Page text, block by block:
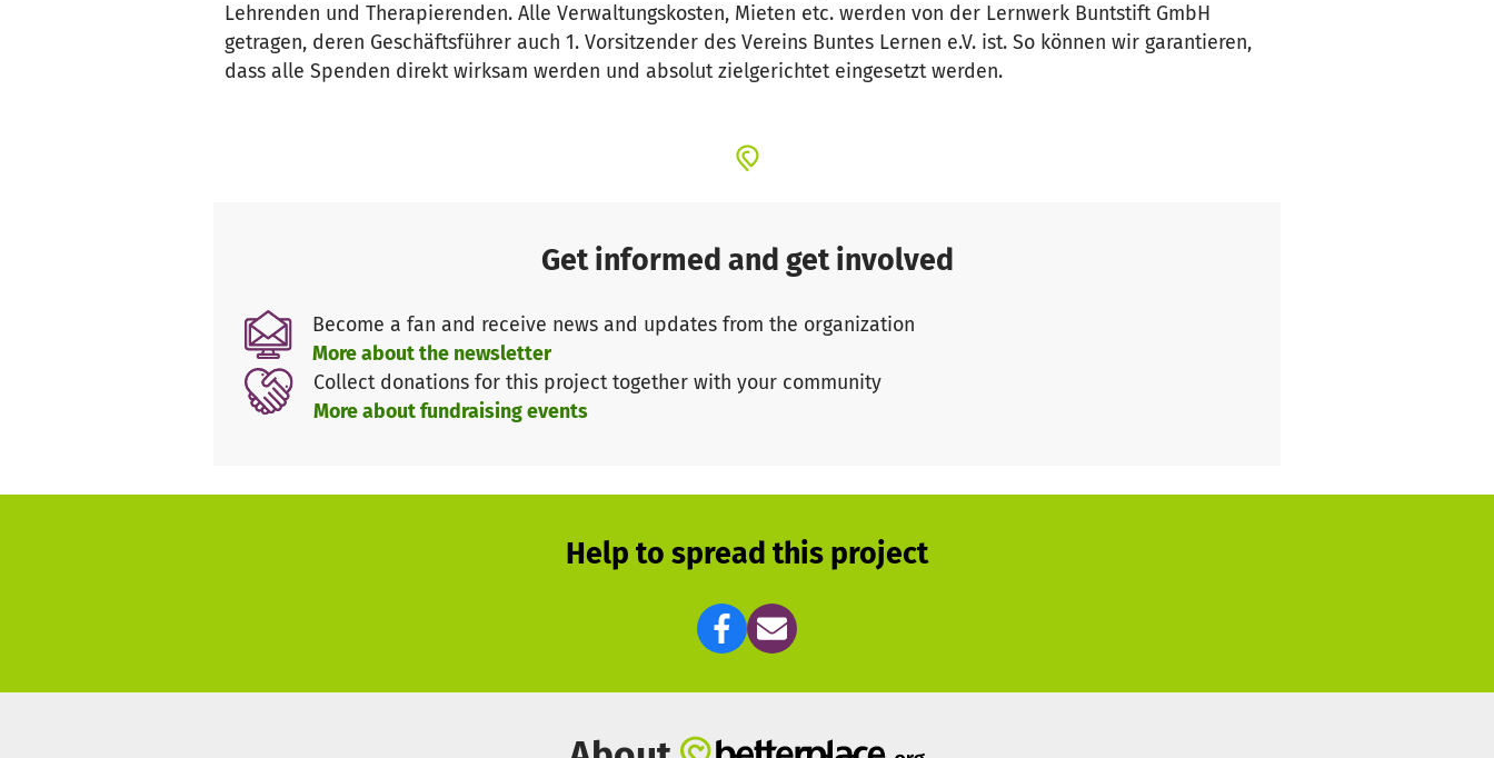
Lehrenden und Therapierenden. Alle Verwaltungskosten, Mieten etc. werden von der Lernwerk Buntstift GmbH
getragen, deren Geschäftsführer auch 1. Vorsitzender des Vereins Buntes Lernen e.V. ist. So können wir garantieren,
dass alle Spenden direkt wirksam werden und absolut zielgerichtet eingesetzt werden.
Get informed and get involved
Become a fan and receive news and updates from the organization
More about the newsletter
Collect donations for this project together with your community
More about fundraising events
Help to spread this project